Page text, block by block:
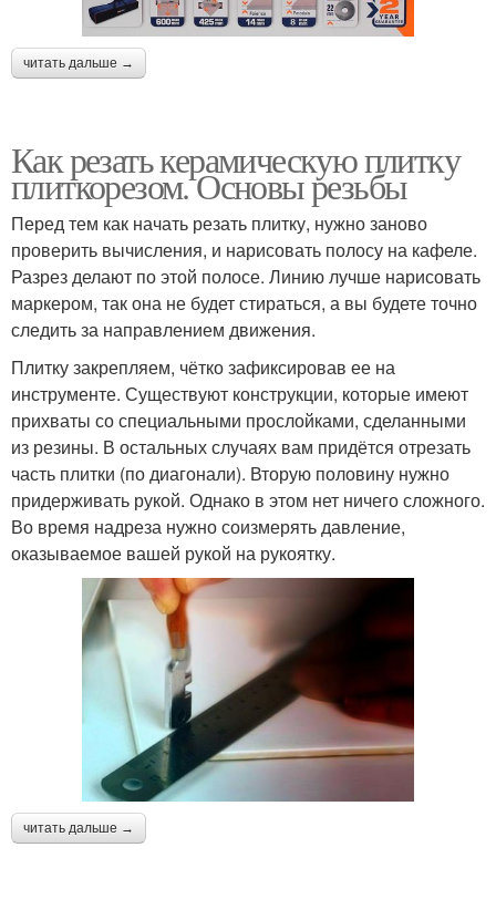
читать дальше →
Как резать керамическую плитку
плиткорезом. Основы резьбы
Перед тем как начать резать плитку, нужно заново
проверить вычисления, и нарисовать полосу на кафеле.
Разрез делают по этой полосе. Линию лучше нарисовать
маркером, так она не будет стираться, а вы будете точно
следить за направлением движения.
Плитку закрепляем, чётко зафиксировав ее на
инструменте. Существуют конструкции, которые имеют
прихваты со специальными прослойками, сделанными
из резины. В остальных случаях вам придётся отрезать
часть плитки (по диагонали). Вторую половину нужно
придерживать рукой. Однако в этом нет ничего сложного.
Во время надреза нужно соизмерять давление,
оказываемое вашей рукой на рукоятку.
читать дальше →